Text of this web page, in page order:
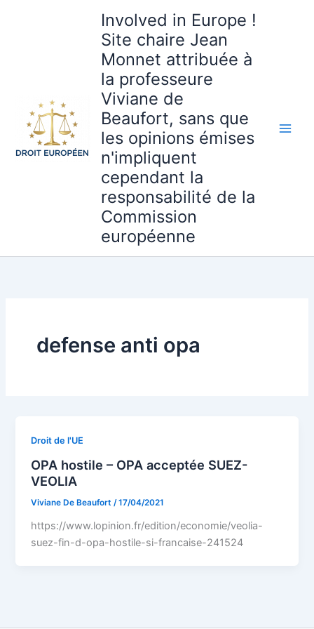
Involved in Europe !
Site chaire Jean
Monnet attribuée à
la professeure
Viviane de
Beaufort, sans que
les opinions émises
n'impliquent
cependant la
responsabilité de la
Commission
européenne
defense anti opa
Droit de l'UE
OPA hostile – OPA acceptée SUEZ-
VEOLIA
Viviane De Beaufort /17/04/2021
https://www.lopinion.fr/edition/economie/veolia-
suez-fin-d-opa-hostile-si-francaise-241524